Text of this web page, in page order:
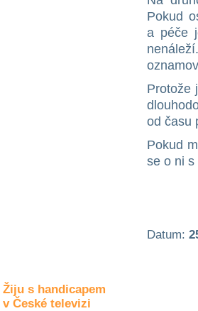
Žiju s handicapem
v České televizi
Pokud
a péče
Protože
od času
Pokud
se o ni s
Datum: